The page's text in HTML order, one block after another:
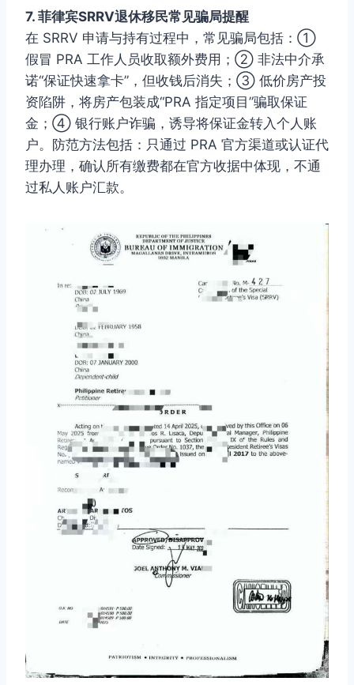
7. 菲律宾SRRV退休移民常见骗局提醒
在 SRRV 申请与持有过程中，常见骗局包括：①
假冒 PRA 工作人员收取额外费用；② 非法中介承
诺“保证快速拿卡”，但收钱后消失；③ 低价房产投
资陷阱，将房产包装成“PRA 指定项目”骗取保证
金；④ 银行账户诈骗，诱导将保证金转入个人账
户。防范方法包括：只通过 PRA 官方渠道或认证代
理办理，确认所有缴费都在官方收据中体现，不通
过私人账户汇款。